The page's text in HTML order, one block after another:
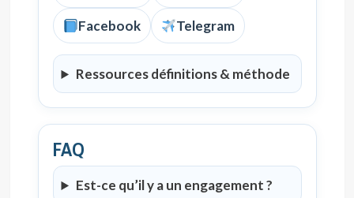
Facebook Telegram
Ressources définitions & méthode
FAQ
Est-ce qu’il y a un engagement ?